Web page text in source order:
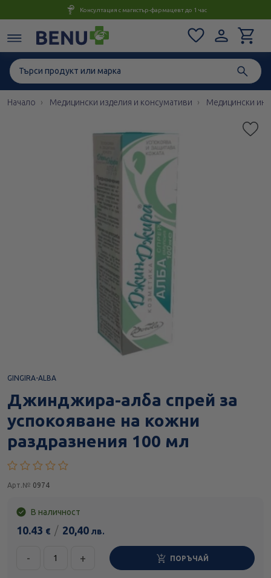
Консултация с магистър-фармацевт до 1 час
Начало Медицински изделия и консумативи Медицински
GINGIRA-ALBA
Джинджира-алба спрей за
успокояване на кожни
раздразнения 100 мл
Арт.№ 0974
В наличност
10.43 € / 20,40 лв.
- + ПОРЪЧАЙ